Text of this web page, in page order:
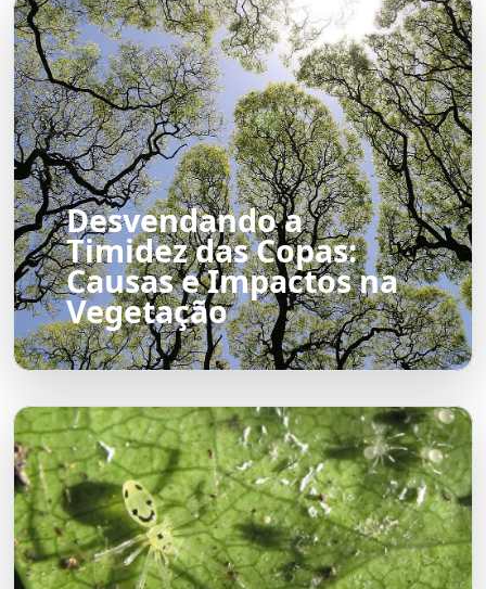
Desvendando a
Timidez das Copas:
Causas e Impactos na
Vegetação